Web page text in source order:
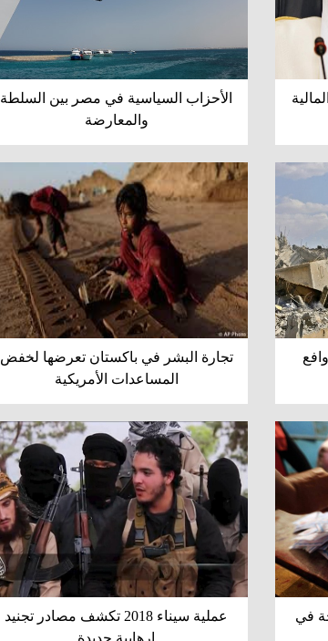
الأحزاب السياسية في مصر بين السلطة
والمعارضة
تجارة البشر في باكستان تعرضها لخفض
المساعدات الأمريكية
في
عملية سيناء 2018 تكشف مصادر تجنيد
إرهابية جديدة